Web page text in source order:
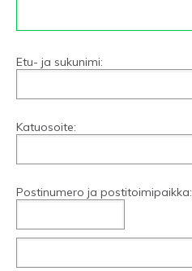
Etu- ja sukunimi:
Katuosoite:
Postinumero ja postitoimipaikka: